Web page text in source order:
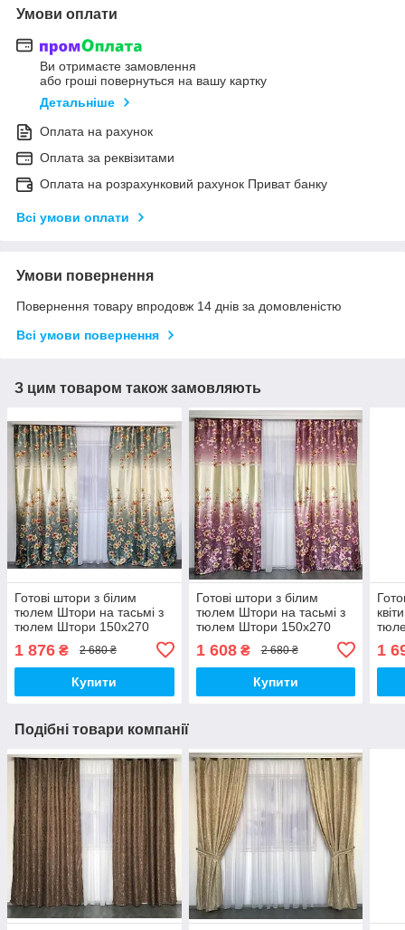
Умови оплати
Ви отримаєте замовлення
або гроші повернуться на вашу картку
Детальніше
Оплата на рахунок
Оплата за реквізитами
Оплата на розрахунковий рахунок Приват банку
Всі умови оплати
Умови повернення
Повернення товару впродовж 14 днів за домовленістю
Всі умови повернення
З цим товаром також замовляють
Готові штори з білим
тюлем Штори на тасьмі з
тюлем Штори 150х270
тюлем- Бірюзовий
1 876 ₴ 2 680 ₴
Купити
Готові штори з білим
тюлем Штори на тасьмі з
тюлем Штори 150х270
тюлем- Бузковий
1 608₴ 2 680 ₴
Купити
1
Подібні товари компанії